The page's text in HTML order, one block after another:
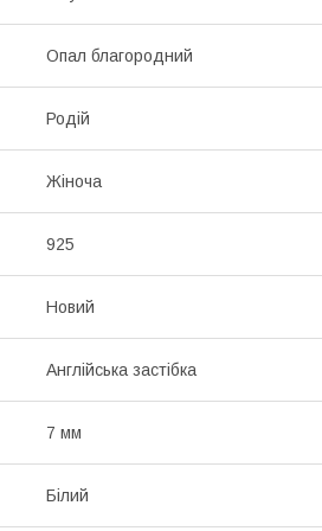
Опал благородний
Родій
Жіноча
925
Новий
Англійська застібка
7 мм
Білий